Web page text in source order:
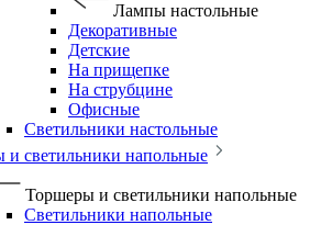
Лампы настольные
Декоративные
Детские
На прищепке
На струбцине
Офисные
Светильники настольные
и светильники напольные
Торшеры и светильники напольные
Светильники напольные